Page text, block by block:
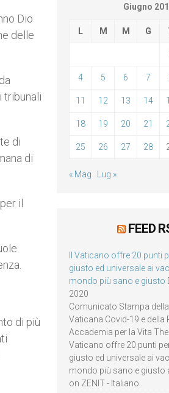
Dio
delle
tribunali
di
di
il
di più
Giugno
L M M G
4 5 6 7
11 12 13 14
18 19 20 21
25 26 27 28
« Mag Lug »
FEED
Il Vaticano offre 20 punti
giusto ed universale ai
mondo più sano e giusto
2020
Comunicato Stampa
Vaticana Covid-19 e della
Accademia per la Vita The
Vaticano offre 20 punti
giusto ed universale ai
mondo più sano e giusto
on ZENIT - Italiano.